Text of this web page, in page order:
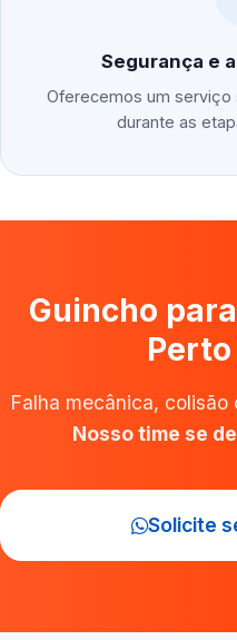
Segurança e
Oferecemos um
durante as
Guincho
Falha mecânica, colisão
Nosso time se
Solicite